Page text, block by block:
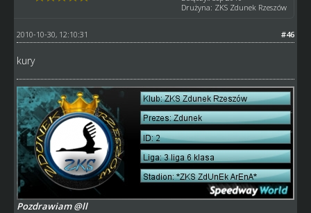
Drużyna: ZKS Zdunek Rzeszów
#46
2010-10-30, 12:10:31
kury
Pozdrawiam @ll